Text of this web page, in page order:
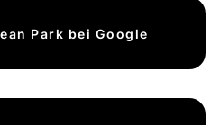
Park bei Google